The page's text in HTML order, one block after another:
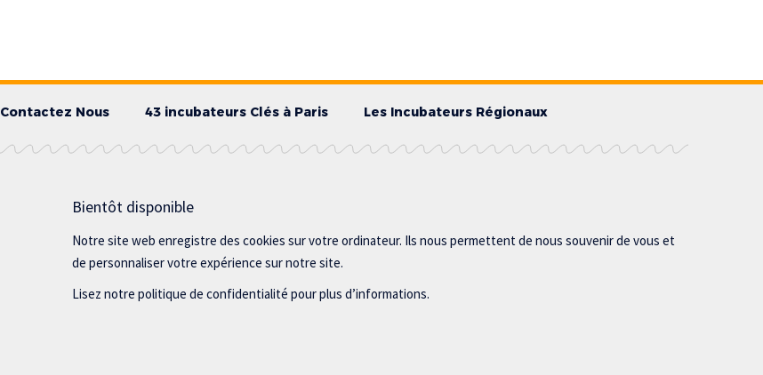
Contactez Nous 43 incubateurs Clés à Paris Les Incubateurs Régionaux
Bientôt disponible
Notre site web enregistre des cookies sur votre ordinateur. Ils nous permettent de nous souvenir de vous et
de personnaliser votre expérience sur notre site.
Lisez notre politique de confidentialité pour plus d’informations.